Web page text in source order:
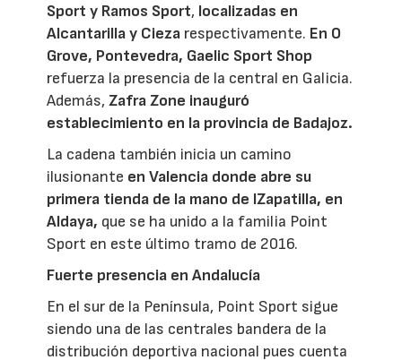
Sport y Ramos Sport, localizadas en
Alcantarilla y Cieza respectivamente. En O
Grove, Pontevedra, Gaelic Sport Shop
refuerza la presencia de la central en Galicia.
Además,Zafra Zone inauguró
establecimiento en la provincia de Badajoz.
La cadena también inicia un camino
ilusionante en Valencia donde abre su
primera tienda de la mano de IZapatilla, en
Aldaya, que se ha unido a la familia Point
Sport en este último tramo de 2016.
Fuerte presencia en Andalucía
En el sur de la Península, Point Sport sigue
siendo una de las centrales bandera de la
distribución deportiva nacional pues cuenta